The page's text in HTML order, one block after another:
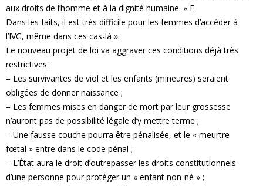
aux droits de l’homme et à la dignité humaine. » E
Dans les faits, il est très difficile pour les femmes d’accéder à
l’IVG, même dans ces cas-là ».
Le nouveau projet de loi va aggraver ces conditions déjà très
restrictives :
– Les survivantes de viol et les enfants (mineures) seraient
obligées de donner naissance ;
– Les femmes mises en danger de mort par leur grossesse
n’auront pas de possibilité légale d’y mettre terme ;
– Une fausse couche pourra être pénalisée, et le « meurtre
fœtal » entre dans le code pénal ;
– L’État aura le droit d’outrepasser les droits constitutionnels
d’une personne pour protéger un « enfant non-né » ;